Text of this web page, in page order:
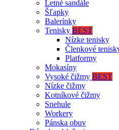
Letné sandále
Šľapky
Balerínky
Tenisky BEST
Nízke tenisky
Členkové
Platformy
Mokasíny
Vysoké čižmy BEST
Nízke čižmy
Kotníkové čižmy
Snehule
Workery
Pánska obuv